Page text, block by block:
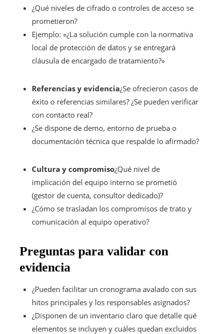
¿Qué niveles de cifrado o controles de acceso se
prometieron?
Ejemplo: «¿La solución cumple con la normativa
local de protección de datos y se entregará
cláusula de encargado de tratamiento?»
Referencias y evidencia¿Se ofrecieron casos de
éxito o referencias similares? ¿Se pueden verificar
con contacto real?
¿Se dispone de demo, entorno de prueba o
documentación técnica que respalde lo afirmado?
Cultura y compromiso¿Qué nivel de
implicación del equipo interno se prometió
(gestor de cuenta, consultor dedicado)?
¿Cómo se trasladan los compromisos de trato y
comunicación al equipo operativo?
Preguntas para validar con
evidencia
¿Pueden facilitar un cronograma avalado con sus
hitos principales y los responsables asignados?
¿Disponen de un inventario claro que detalle qué
elementos se incluyen y cuáles quedan excluidos